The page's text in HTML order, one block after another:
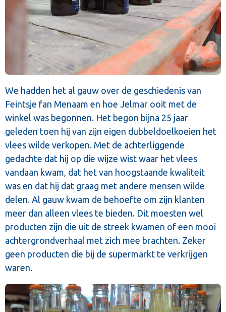
We hadden het al gauw over de geschiedenis van
Feintsje fan Menaam en hoe Jelmar ooit met de
winkel was begonnen. Het begon bijna 25 jaar
geleden toen hij van zijn eigen dubbeldoelkoeien het
vlees wilde verkopen. Met de achterliggende
gedachte dat hij op die wijze wist waar het vlees
vandaan kwam, dat het van hoogstaande kwaliteit
was en dat hij dat graag met andere mensen wilde
delen. Al gauw kwam de behoefte om zijn klanten
meer dan alleen vlees te bieden. Dit moesten wel
producten zijn die uit de streek kwamen of een mooi
achtergrondverhaal met zich mee brachten. Zeker
geen producten die bij de supermarkt te verkrijgen
waren.